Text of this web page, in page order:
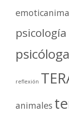
psicóloga
reflexión
animales